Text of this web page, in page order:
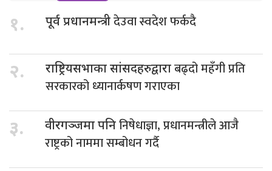
१. पूर्व प्रधानमन्त्रीदेउवा स्वदेश फर्कदै
२. राष्ट्रियसभाका सांसदहरुद्वाराबढ्दो महँगी प्रति
सरकारको ध्यानार्कषण गराएका
३. वीरगञ्जमा पनिनिषेधाज्ञा, प्रधानमन्त्रीले आजै
राष्ट्रको नाममा सम्बोधन गर्दै